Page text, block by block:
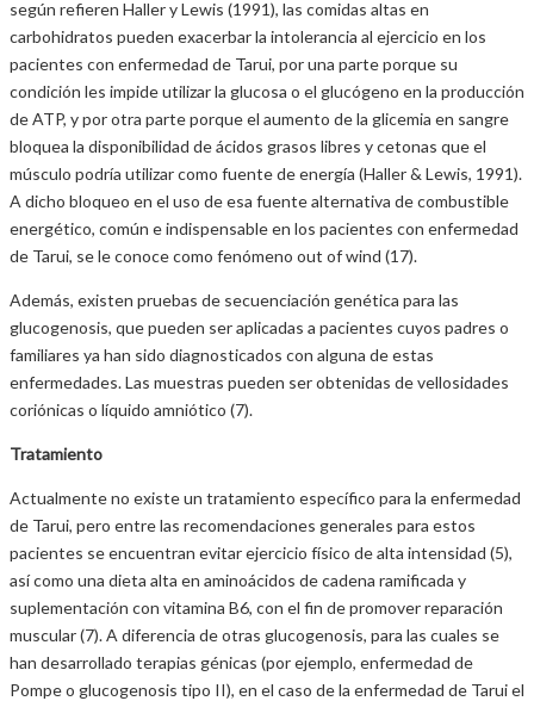
según refieren Haller y Lewis (1991), las comidas altas en
carbohidratos pueden exacerbar la intolerancia al ejercicio en los
pacientes con enfermedad de Tarui, por una parte porque su
condición les impide utilizar la glucosa o el glucógeno en la producción
de ATP, y por otra parte porque el aumento de la glicemia en sangre
bloquea la disponibilidad de ácidos grasos libres y cetonas que el
músculo podría utilizar como fuente de energía (Haller & Lewis, 1991).
A dicho bloqueo en el uso de esa fuente alternativa de combustible
energético, común e indispensable en los pacientes con enfermedad
de Tarui, se le conoce como fenómeno out of wind (17).
Además, existen pruebas de secuenciación genética para las
glucogenosis, que pueden ser aplicadas a pacientes cuyos padres o
familiares ya han sido diagnosticados con alguna de estas
enfermedades. Las muestras pueden ser obtenidas de vellosidades
coriónicas o líquido amniótico (7).
Tratamiento
Actualmente no existe un tratamiento específico para la enfermedad
de Tarui, pero entre las recomendaciones generales para estos
pacientes se encuentran evitar ejercicio físico de alta intensidad (5),
así como una dieta alta en aminoácidos de cadena ramificada y
suplementación con vitamina B6, con el fin de promover reparación
muscular (7). A diferencia de otras glucogenosis, para las cuales se
han desarrollado terapias génicas (por ejemplo, enfermedad de
Pompe o glucogenosis tipo II), en el caso de la enfermedad de Tarui el